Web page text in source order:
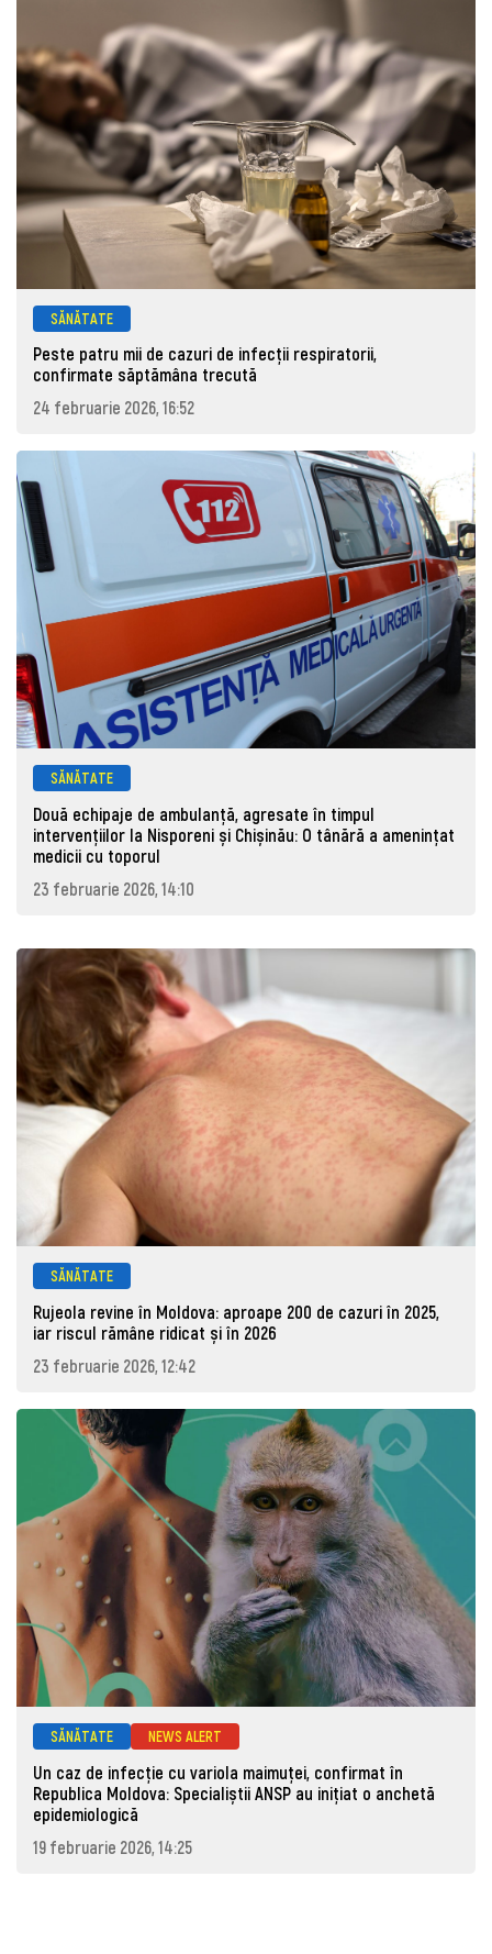
SĂNĂTATE
Peste patru mii de cazuri de infecţii respiratorii,
confirmate săptămâna trecută
24 februarie 2026, 16:52
SĂNĂTATE
Două echipaje de ambulanță, agresate în timpul
intervențiilor la Nisporeni și Chișinău: O tânără a ameninţat
medicii cu toporul
23 februarie 2026, 14:10
SĂNĂTATE
Rujeola revine în Moldova: aproape 200 de cazuri în 2025,
iar riscul rămâne ridicat și în 2026
23 februarie 2026, 12:42
SĂNĂTATE NEWS ALERT
Un caz de infecție cu variola maimuței, confirmat în
Republica Moldova: Specialiștii ANSP au inițiat o anchetă
epidemiologică
19 februarie 2026, 14:25